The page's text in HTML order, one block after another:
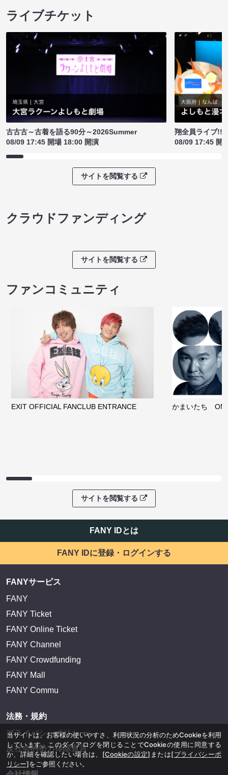
ライブチケット
古古古～古着を語る90分～2026Summer
08/09 17:45 開場 18:00 開演
翔全員ライブ!!!
08/09 17:45 開
サイトを閲覧する
クラウドファンディング
サイトを閲覧する
ファンコミュニティ
EXIT OFFICIAL FANCLUB ENTRANCE かまいたち
サイトを閲覧する
FANY IDとは
FANY IDに登録・ログインする
FANYサービス
FANY
FANY Ticket
FANY Online Ticket
FANY Channel
FANY Crowdfunding
FANY Mall
FANY Commu
法務・規約
プライバシーポリシー
反社会的勢力排除宣言
当サイトは、お客様の使いやすさ、利用状況の分析のためCookieを利用
しています。このダイアログを閉じることでCookieの使用に同意する
か、詳細を確認したい場合は、 [Cookieの設定] または[プライバシーポ
リシー]をご参照ください。